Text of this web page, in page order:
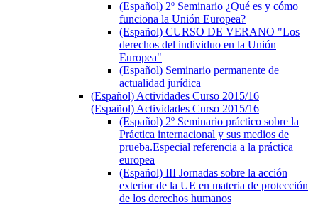
(Español) 2º Seminario ¿Qué es y cómo
funciona la Unión Europea?
(Español) CURSO DE VERANO "Los
derechos del individuo en la Unión
Europea"
(Español) Seminario permanente de
actualidad jurídica
(Español) Actividades Curso 2015/16
(Español) Actividades Curso 2015/16
(Español) 2º Seminario práctico sobre la
Práctica internacional y sus medios de
prueba.Especial referencia a la práctica
europea
(Español) III Jornadas sobre la acción
exterior de la UE en materia de protección
de los derechos humanos